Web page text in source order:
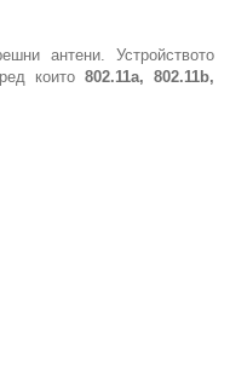
антени. Устройството
които 802.11a, 802.11b,